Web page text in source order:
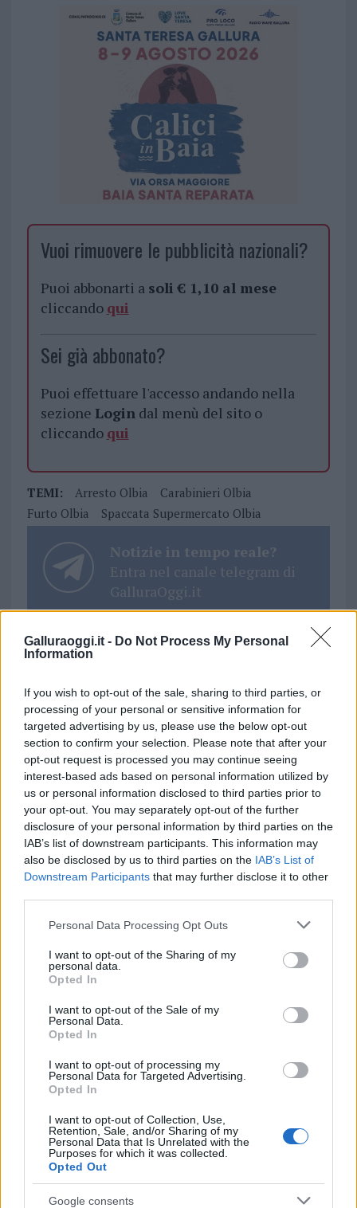
Galluraoggi.it - Do Not Process My Personal
Information
If you wish to opt-out of the sale, sharing to third parties, or
processing of your personal or sensitive information for
targeted advertising by us, please use the below opt-out
section to confirm your selection. Please note that after your
opt-out request is processed you may continue seeing
interest-based ads based on personal information utilized by
us or personal information disclosed to third parties prior to
your opt-out. You may separately opt-out of the further
disclosure of your personal information by third parties on the
IAB’s list of downstream participants. This information may
also be disclosed by us to third parties on the IAB’s List of
Downstream Participants that may further disclose it to other
Please note that this website/app uses one or more Google
not limited to your visit or usage behaviour. You may click to
grant or deny consent to Google and its third-party tags to
use your data for below specified purposes in below Google
consent section.
Personal Data Processing Opt Outs
I want to opt-out of the Sharing of my
personal data.
Opted In
I want to opt-out of the Sale of my
Personal Data.
Opted In
I want to opt-out of processing my
Personal Data for Targeted Advertising.
Opted In
I want to opt-out of Collection, Use,
Retention, Sale, and/or Sharing of my
Personal Data that Is Unrelated with the
Purposes for which it was collected.
Opted Out
Google consents
Vuoi rimuovere le pubblicità nazionali?
Puoi abbonarti a soli € 1,10 al mese
cliccando qui
Sei già abbonato?
Puoi effettuare l'accesso andando nella
sezione Logindal menù del sito o
cliccando qui
TEMI: Arresto Olbia
Carabinieri Olbia
Furto Olbia
Spaccata Supermercato Olbia
Notizie in tempo reale?
Entra nel canale telegram di
GalluraOggi.it
i tuoi video e le tue foto
Su WhatsApp al numero +39
345 356 7512
Ricevi le nostre ultime news
daGoogle News
Condividi l'articolo
F
a
ce
b
o
o
k
T
w
it
te
r
Pi
te
st
W
at
A
p
p
S
a
Articolo precedente
Le previsioni meteo per il weekend a Olbia e in
Gallura